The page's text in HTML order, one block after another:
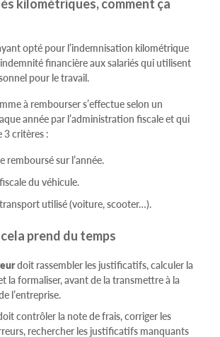
kilométriques, comment ça
opté pour l’indemnisation kilométrique
financière aux salariés qui utilisent
pour le travail.
à rembourser s’effectue selon un
année par l’administration fiscale et qui
3 critères :
remboursé sur l’année.
du véhicule.
utilisé (voiture, scooter…).
prend du temps
doit rassembler les justificatifs, calculer la
la formaliser, avant de la transmettre à la
l’entreprise.
contrôler la note de frais, corriger les
rechercher les justificatifs manquants